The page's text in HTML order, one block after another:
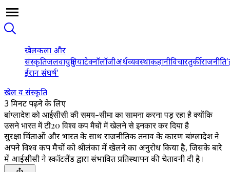
खेलकला और
संस्कृतिजलवायुदुनियाटेक्नॉलॉजीअर्थव्यवस्थाकहानीविचारतुर्कीराजनीति
ईरान संघर्ष'
खेल व संस्कृति
3 मिनट पढ़ने के लिए
बांग्लादेश को आईसीसी की समय-सीमा का सामना करना पड़ रहा है क्योंकि
उसने भारत में टी20 विश्व कप मैचों में खेलने से इनकार कर दिया है
सुरक्षा चिंताओं और भारत के साथ राजनीतिक तनाव के कारण बांग्लादेश ने
अपने विश्व कप मैचों को श्रीलंका में खेलने का अनुरोध किया है, जिसके बारे
में आईसीसी ने स्कॉटलैंड द्वारा संभावित प्रतिस्थापन की चेतावनी दी है।